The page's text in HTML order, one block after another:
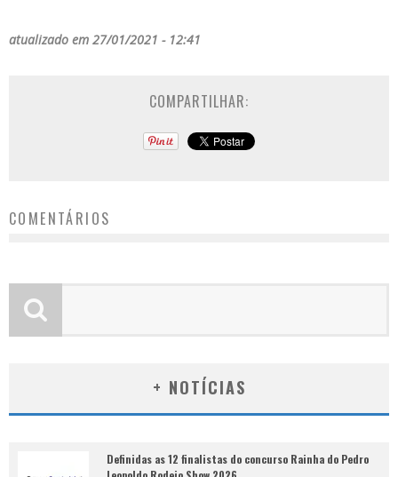
atualizado em 27/01/2021 - 12:41
COMPARTILHAR:
COMENTÁRIOS
+ NOTÍCIAS
Definidas as 12 finalistas do concurso Rainha do Pedro